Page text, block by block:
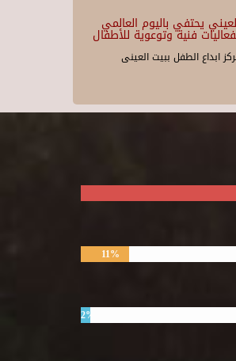
يحتفي باليوم العالمي
فنية وتوعوية للأطفال
ابداع الطفل ببيت العينى
11%
2%